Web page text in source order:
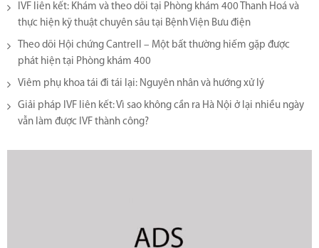
IVF liên kết: Khám và theo dõi tại Phòng khám 400 Thanh Hoá và
thực hiện kỹ thuật chuyên sâu tại Bệnh Viện Bưu điện
Theo dõi Hội chứng Cantrell – Một bất thường hiếm gặp được
phát hiện tại Phòng khám 400
Viêm phụ khoa tái đi tái lại​: Nguyên nhân và hướng xử lý
Giải pháp IVF liên kết: Vì sao không cần ra Hà Nội ở lại nhiều ngày
vẫn làm được IVF thành công?